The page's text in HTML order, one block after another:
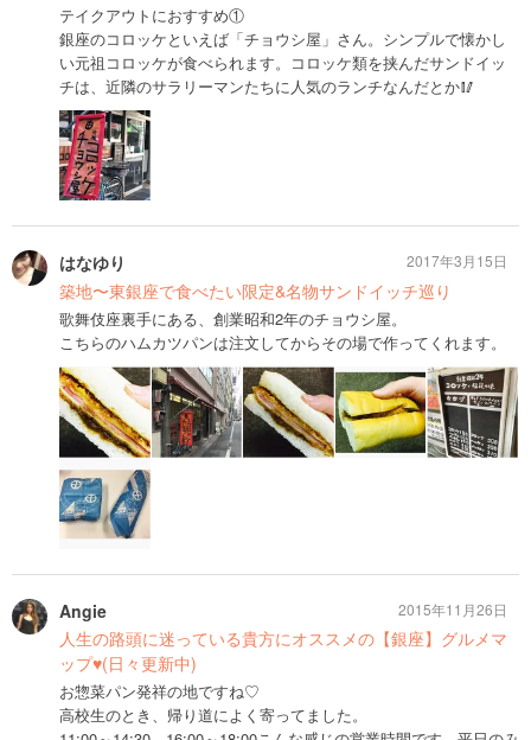
テイクアウトにおすすめ①
銀座のコロッケといえば「チョウシ屋」さん。シンプルで懐かし
い元祖コロッケが食べられます。コロッケ類を挟んだサンドイッ
チは、近隣のサラリーマンたちに人気のランチなんだとか🥢
はなゆり
築地〜東銀座で食べたい限定&名物サンドイッチ巡り
歌舞伎座裏手にある、創業昭和2年のチョウシ屋。
こちらのハムカツパンは注文してからその場で作ってくれます。
2017年3月15日
Angie
人生の路頭に迷っている貴方にオススメの【銀座】グルメマ
ップ♥︎(日々更新中)
お惣菜パン発祥の地ですね♡
高校生のとき、帰り道によく寄ってました。
2015年11月26日